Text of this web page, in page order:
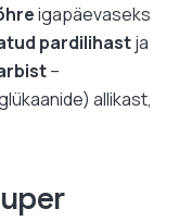
igapäevaseks
pardilihastja
–
allikast,